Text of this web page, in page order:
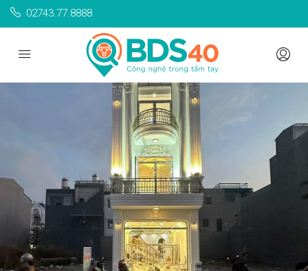
02743.77.8888